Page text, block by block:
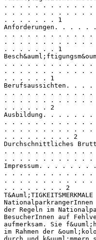
. . . . . . . . . . .
. . . . . . . . . . .
. . . . . . . 1
Anforderungen. .
. . . . . . . . . . .
. . . . . . . . . . .
. . . . . . . 1
. . . . . . . . . . .
. . . . . . . . . . .
. . . . . . 1
. . . . . . . . . . .
. . . . . . . . . . .
. . . . . . 2
Ausbildung. . . .
. . . . . . . . . . .
. . . . . . . . . . .
. . . . . . . . . 2
Durchschnittliches
. . . . . . . . . . .
. . . . . . . . . . . .
Impressum. . . .
. . . . . . . . . . .
. . . . . . . . . . .
. . . . . . . . 2
T&Auml;TIGKEITSMERKMALE
der Regeln im
BesucherInnen auf
aufmerksam. Sie
im Rahmen der